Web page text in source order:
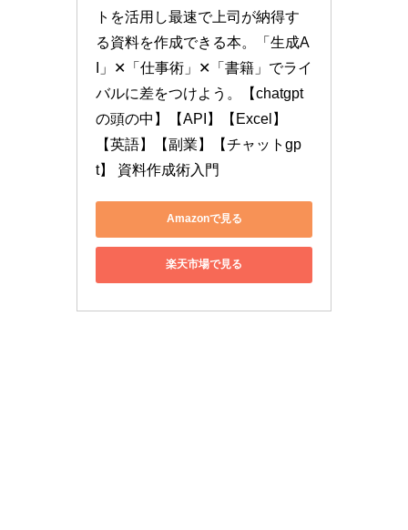
トを活用し最速で上司が納得す
る資料を作成できる本。「生成A
I」✕「仕事術」✕「書籍」でライ
バルに差をつけよう。【chatgpt
の頭の中】【API】【Excel】
【英語】【副業】【チャットgp
t】 資料作成術入門
Amazonで見る
楽天市場で見る